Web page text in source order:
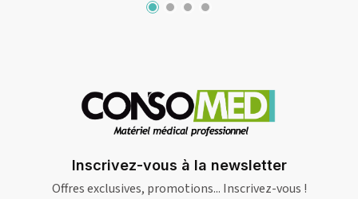
Inscrivez-vous à la newsletter
Offres exclusives, promotions... Inscrivez-vous !